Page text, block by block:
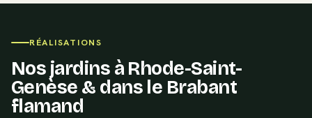
RÉALISATIONS
Nos jardins àRhode-Saint-
Genèse & dans le Brabant
flamand